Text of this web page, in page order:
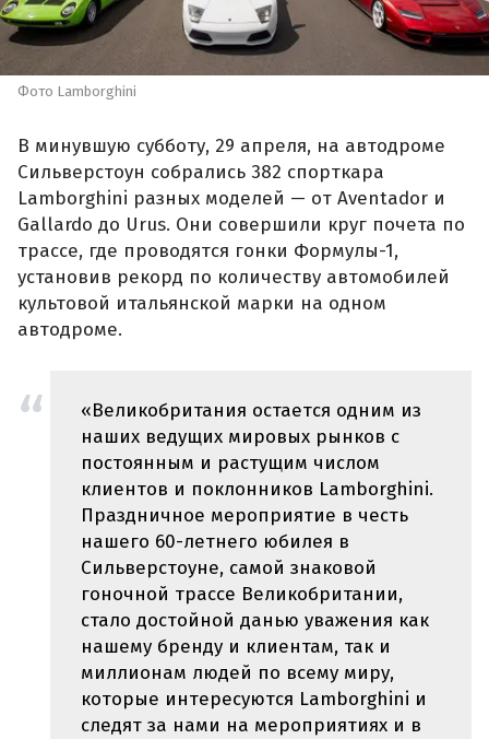
Фото Lamborghini
В минувшую субботу, 29 апреля, на автодроме
Сильверстоун собрались 382 спорткара
Lamborghini разных моделей — от Aventador и
Gallardo до Urus. Они совершили круг почета по
трассе, где проводятся гонки Формулы-1,
установив рекорд по количеству автомобилей
культовой итальянской марки на одном
автодроме.
«Великобритания остается одним из
наших ведущих мировых рынков с
постоянным и растущим числом
клиентов и поклонников Lamborghini.
Праздничное мероприятие в честь
нашего 60-летнего юбилея в
Сильверстоуне, самой знаковой
гоночной трассе Великобритании,
стало достойной данью уважения как
нашему бренду и клиентам, так и
миллионам людей по всему миру,
которые интересуются Lamborghini и
следят за нами на мероприятиях и в